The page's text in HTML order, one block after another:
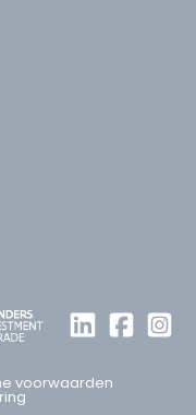
voorwaarden